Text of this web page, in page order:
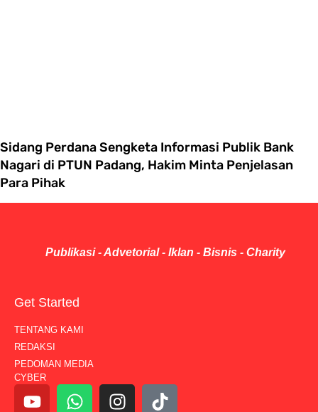
Sidang Perdana Sengketa Informasi Publik Bank
Nagari di PTUN Padang, Hakim Minta Penjelasan
Para Pihak
Publikasi - Advetorial - Iklan - Bisnis - Charity
Get Started
TENTANG KAMI
REDAKSI
PEDOMAN MEDIA
CYBER